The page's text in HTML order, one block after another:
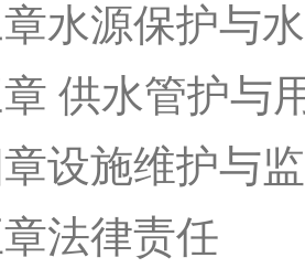
水源保护与
供水管护与
设施维护与
法律责任